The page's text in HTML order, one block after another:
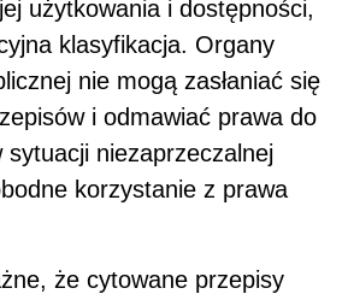
użytkowania i dostępności,
klasyfikacja. Organy
nie mogą zasłaniać się
i odmawiać prawa do
sytuacji niezaprzeczalnej
korzystanie z prawa
że cytowane przepisy